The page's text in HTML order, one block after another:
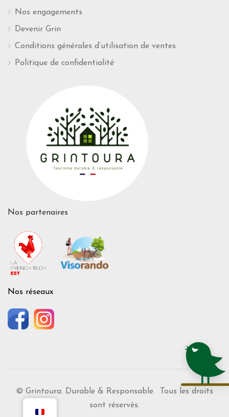
Nos engagements
Devenir Grin
Conditions générales d’utilisation de ventes
Politique de confidentialité
Nos partenaires
Nos réseaux
© Grintoura. Durable & Responsable. Tous les droits
sont réservés.